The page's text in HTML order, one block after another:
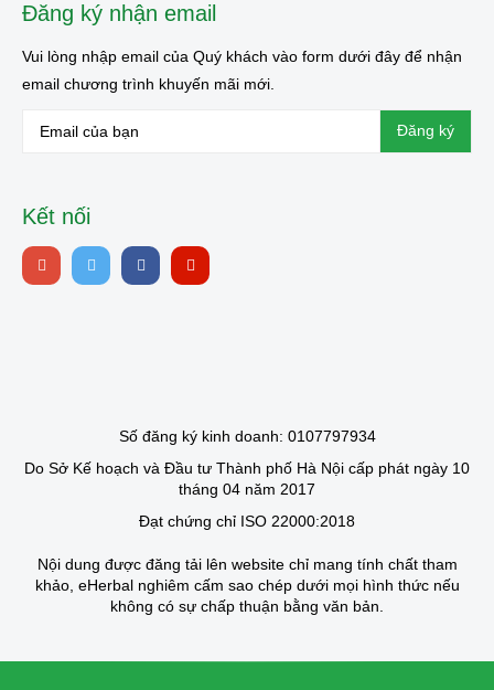
Đăng ký nhận email
Vui lòng nhập email của Quý khách vào form dưới đây để nhận
email chương trình khuyến mãi mới.
Kết nối
Số đăng ký kinh doanh: 0107797934
Do Sở Kế hoạch và Đầu tư Thành phố Hà Nội cấp phát ngày 10
tháng 04 năm 2017
Đạt chứng chỉ ISO 22000:2018
Nội dung được đăng tải lên website chỉ mang tính chất tham
khảo, eHerbal nghiêm cấm sao chép dưới mọi hình thức nếu
không có sự chấp thuận bằng văn bản.